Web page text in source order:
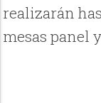
realizarán
mesas panel